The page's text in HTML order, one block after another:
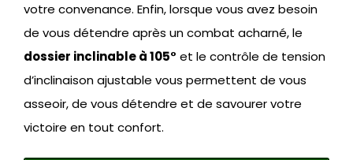
votre convenance. Enfin, lorsque vous avez besoin
de vous détendre après un combat acharné, le
dossier inclinable à 105° et le contrôle de tension
d’inclinaison ajustable vous permettent de vous
asseoir, de vous détendre et de savourer votre
victoire en tout confort.